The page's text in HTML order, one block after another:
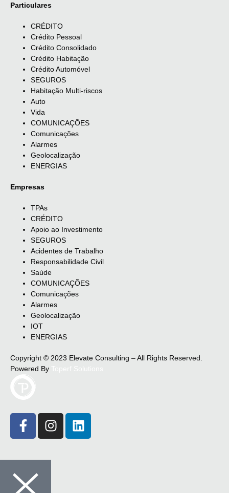
Particulares
CRÉDITO
Crédito Pessoal
Crédito Consolidado
Crédito Habitação
Crédito Automóvel
SEGUROS
Habitação Multi-riscos
Auto
Vida
COMUNICAÇÕES
Comunicações
Alarmes
Geolocalização
ENERGIAS
Empresas
TPAs
CRÉDITO
Apoio ao Investimento
SEGUROS
Acidentes de Trabalho
Responsabilidade Civil
Saúde
COMUNICAÇÕES
Comunicações
Alarmes
Geolocalização
IOT
ENERGIAS
Copyright © 2023 Elevate Consulting – All Rights Reserved.
Powered By